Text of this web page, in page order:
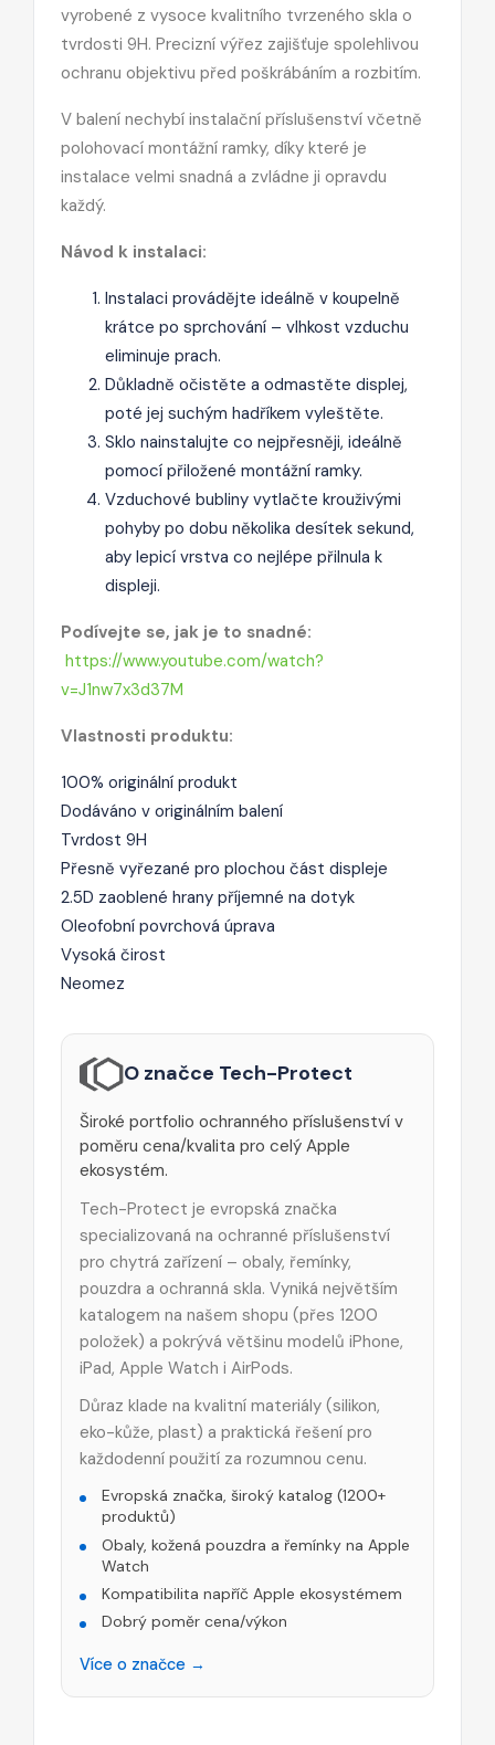
vyrobené z vysoce kvalitního tvrzeného skla o
tvrdosti 9H. Precizní výřez zajišťuje spolehlivou
ochranu objektivu před poškrábáním a rozbitím.
V balení nechybí instalační příslušenství včetně
polohovací montážní ramky, díky které je
instalace velmi snadná a zvládne ji opravdu
každý.
Návod k instalaci:
Instalaci provádějte ideálně v koupelně
krátce po sprchování – vlhkost vzduchu
eliminuje prach.
Důkladně očistěte a odmastěte displej,
poté jej suchým hadříkem vyleštěte.
Sklo nainstalujte co nejpřesněji, ideálně
pomocí přiložené montážní ramky.
Vzduchové bubliny vytlačte krouživými
pohyby po dobu několika desítek sekund,
aby lepicí vrstva co nejlépe přilnula k
displeji.
Podívejte se, jak je to snadné:
https://www.youtube.com/watch?
v=J1nw7x3d37M
Vlastnosti produktu:
100% originální produkt
Dodáváno v originálním balení
Tvrdost 9H
Přesně vyřezané pro plochou část displeje
2.5D zaoblené hrany příjemné na dotyk
Oleofobní povrchová úprava
Vysoká čirost
Neomez
O značce Tech-Protect
Široké portfolio ochranného příslušenství v
poměru cena/kvalita pro celý Apple
ekosystém.
Tech-Protect je evropská značka
specializovaná na ochranné příslušenství
pro chytrá zařízení – obaly, řemínky,
pouzdra a ochranná skla. Vyniká největším
katalogem na našem shopu (přes 1200
položek) a pokrývá většinu modelů iPhone,
iPad, Apple Watch i AirPods.
Důraz klade na kvalitní materiály (silikon,
eko-kůže, plast) a praktická řešení pro
každodenní použití za rozumnou cenu.
Evropská značka, široký katalog (1200+
produktů)
Obaly, kožená pouzdra a řemínky na Apple
Watch
Kompatibilita napříč Apple ekosystémem
Dobrý poměr cena/výkon
Více o značce →